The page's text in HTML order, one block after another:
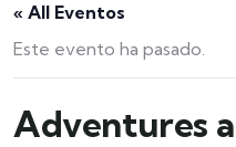
« All Eventos
Este evento ha pasado.
Adventures